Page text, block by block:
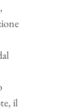
il